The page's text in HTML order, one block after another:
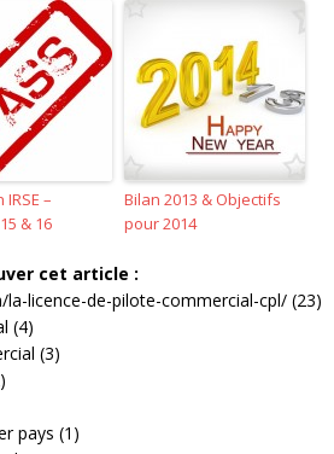
–
& 16
Bilan 2013 & Objectifs
pour 2014
cet article :
licence-de-pilote-commercial-cpl/ (23)
(4)
(3)
pays (1)